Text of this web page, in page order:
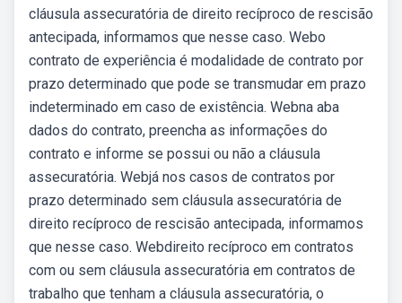
cláusula assecuratória de direito recíproco de rescisão
antecipada, informamos que nesse caso. Webo
contrato de experiência é modalidade de contrato por
prazo determinado que pode se transmudar em prazo
indeterminado em caso de existência. Webna aba
dados do contrato, preencha as informações do
contrato e informe se possui ou não a cláusula
assecuratória. Webjá nos casos de contratos por
prazo determinado sem cláusula assecuratória de
direito recíproco de rescisão antecipada, informamos
que nesse caso. Webdireito recíproco em contratos
com ou sem cláusula assecuratória em contratos de
trabalho que tenham a cláusula assecuratória, o